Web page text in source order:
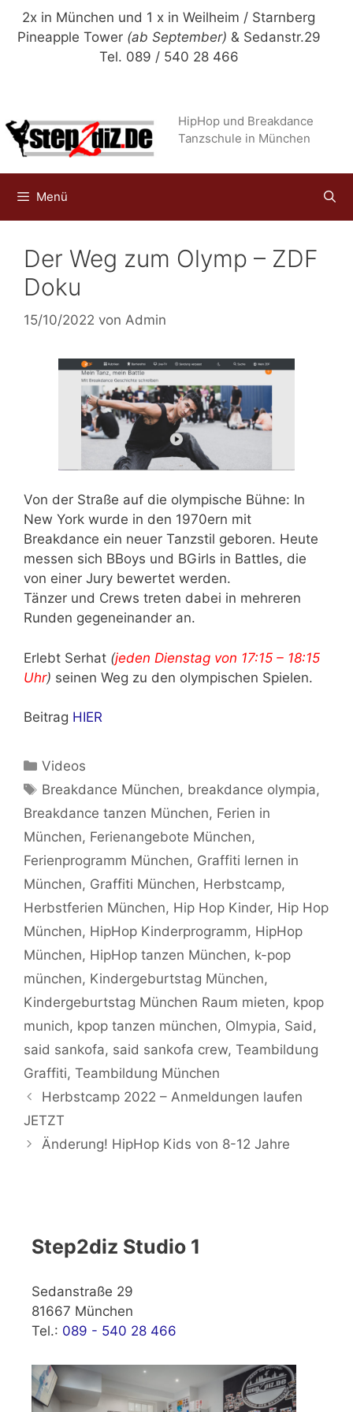
Zum
Inhalt
2x in München und 1 x in Weilheim / Starnberg
Pineapple Tower (ab September) & Sedanstr.29
Tel. 089 / 540 28 466
HipHop und Breakdance
Tanzschule in München
Menü
Der Weg zum Olymp – ZDF
Doku
15/10/2022 von Admin
Von der Straße auf die olympische Bühne: In
New York wurde in den 1970ern mit
Breakdance ein neuer Tanzstil geboren. Heute
messen sich BBoys und BGirls in Battles, die
von einer Jury bewertet werden.
Tänzer und Crews treten dabei in mehreren
Runden gegeneinander an.
Erlebt Serhat (jeden Dienstag von 17:15 – 18:15
Uhr) seinen Weg zu den olympischen Spielen.
Beitrag HIER
Kategorien
Videos
Schlagwörter
Breakdance München, breakdance olympia,
Breakdance tanzen München, Ferien in
München, Ferienangebote München,
Ferienprogramm München, Graffiti lernen in
München, Graffiti München, Herbstcamp,
Herbstferien München, Hip Hop Kinder, Hip Hop
München, HipHop Kinderprogramm, HipHop
München, HipHop tanzen München, k-pop
münchen, Kindergeburtstag München,
Kindergeburtstag München Raum mieten, kpop
munich, kpop tanzen münchen, Olmypia, Said,
said sankofa, said sankofa crew, Teambildung
Graffiti, Teambildung München
Herbstcamp 2022 – Anmeldungen laufen
JETZT
Änderung! HipHop Kids von 8-12 Jahre
Step2diz Studio 1
Sedanstraße 29
81667 München
Tel.: 089 - 540 28 466